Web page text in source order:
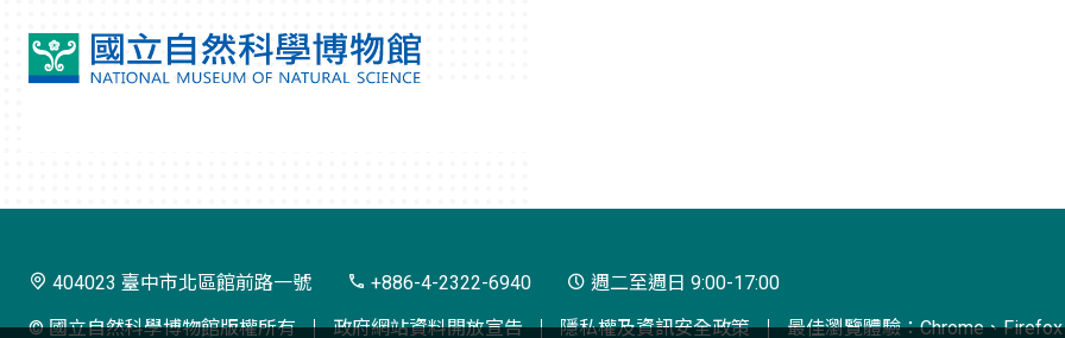
國
404023 臺中市北區館前路一號 +886-4-2322-6940
週二至週日 9:00-17:00
© 國立自然科學博物館版權所有
政府網站資料開放宣告 隱私權及資訊安全政策 最佳瀏覽體驗：Chrome、